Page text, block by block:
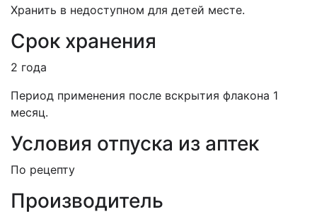
Хранить в недоступном для детей месте.
Срок хранения
2 года
Период применения после вскрытия флакона 1
месяц.
Условия отпуска из аптек
По рецепту
Производитель